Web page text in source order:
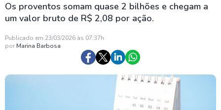
Os proventos somam quase 2 bilhões e chegam a
um valor bruto de R$ 2,08 por ação.
Publicado em 23/03/2026 às 07:37h
por Marina Barbosa